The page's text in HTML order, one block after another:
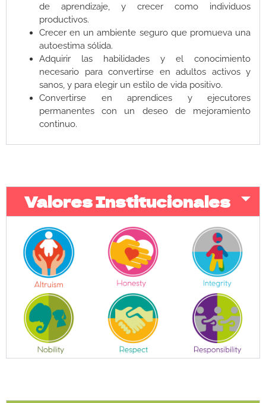
de aprendizaje, y crecer como individuos
productivos.
Crecer en un ambiente seguro que promueva una
autoestima sólida.
Adquirir las habilidades y el conocimiento
necesario para convertirse en adultos activos y
sanos, y para elegir un estilo de vida positivo.
Convertirse en aprendices y ejecutores
permanentes con un deseo de mejoramiento
continuo.
Valores Institucionales